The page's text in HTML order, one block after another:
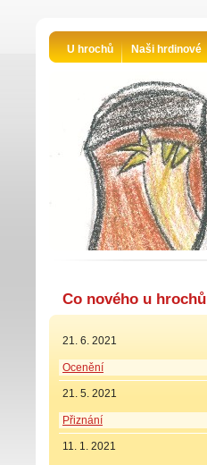
Co nového u hrochů
21. 6. 2021
Ocenění
21. 5. 2021
Přiznání
11. 1. 2021
U hrochů Naši hrdinové